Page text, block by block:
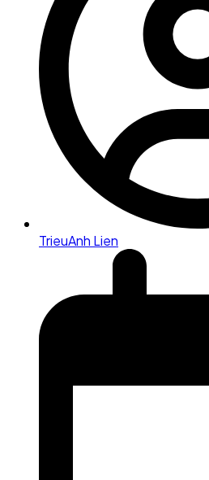
TrieuAnh Lien